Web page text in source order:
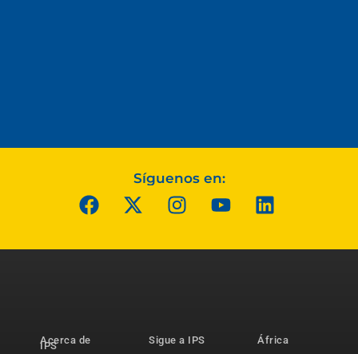
Síguenos en:
Acerca de
IPS
Sigue a IPS
África